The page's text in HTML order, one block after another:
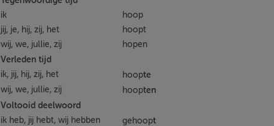
ik
hoop
jij, je, hij, zij, het
hoopt
wij, we, jullie, zij
hopen
Verleden tijd
ik, jij, hij, zij, het hoopte
wij, we, jullie, zij hoopten
Voltooid deelwoord
ik heb, jij hebt, wij hebben gehoopt